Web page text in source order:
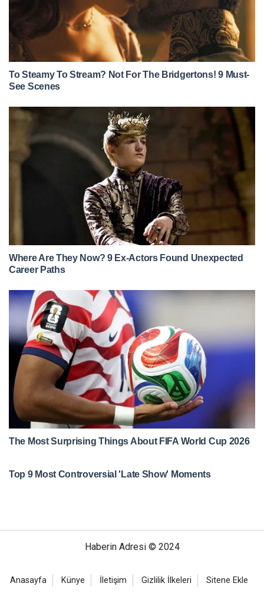
Haberin Adresi © 2024
Anasayfa Künye İletişim Gizlilik İlkeleri Sitene Ekle